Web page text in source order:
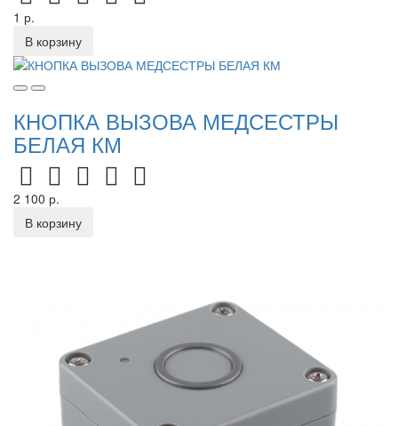
1 р.
В корзину
КНОПКА ВЫЗОВА МЕДСЕСТРЫ
БЕЛАЯ КМ
2 100 р.
В корзину